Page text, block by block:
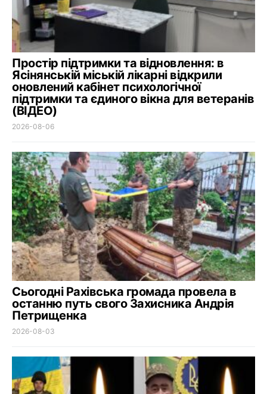
Простір підтримки та відновлення: в
Ясінянській міській лікарні відкрили
оновлений кабінет психологічної
підтримки та єдиного вікна для ветеранів
(ВІДЕО)
2026-08-06
Сьогодні Рахівська громада провела в
останню путь свого Захисника Андрія
Петрищенка
2026-08-03